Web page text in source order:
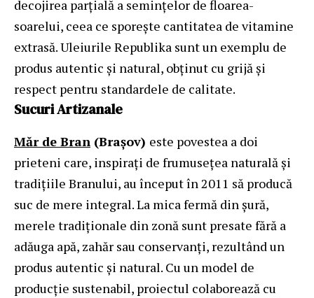
decojirea parțială a semințelor de floarea-
soarelui, ceea ce sporește cantitatea de vitamine
extrasă. Uleiurile Republika sunt un exemplu de
produs autentic și natural, obținut cu grijă și
respect pentru standardele de calitate.
Sucuri Artizanale
Măr de Bran (Brașov) este povestea a doi
prieteni care, inspirați de frumusețea naturală și
tradițiile Branului, au început în 2011 să producă
suc de mere integral. La mica fermă din șură,
merele tradiționale din zonă sunt presate fără a
adăuga apă, zahăr sau conservanți, rezultând un
produs autentic și natural. Cu un model de
producție sustenabil, proiectul colaborează cu